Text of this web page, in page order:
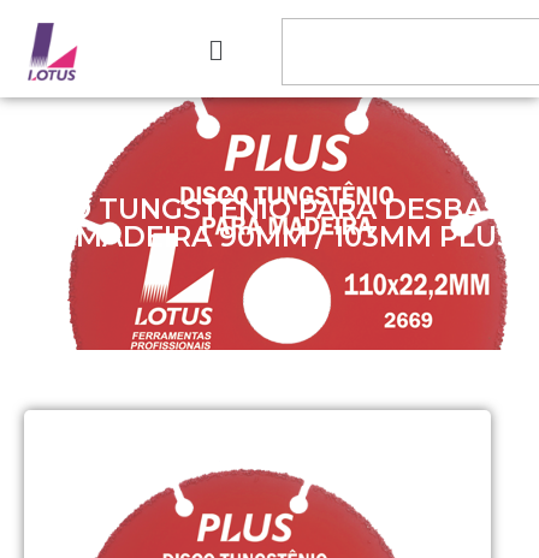
DISCO TUNGSTÊNIO PARA DESBASTE
EM MADEIRA 90MM / 103MM PLUS